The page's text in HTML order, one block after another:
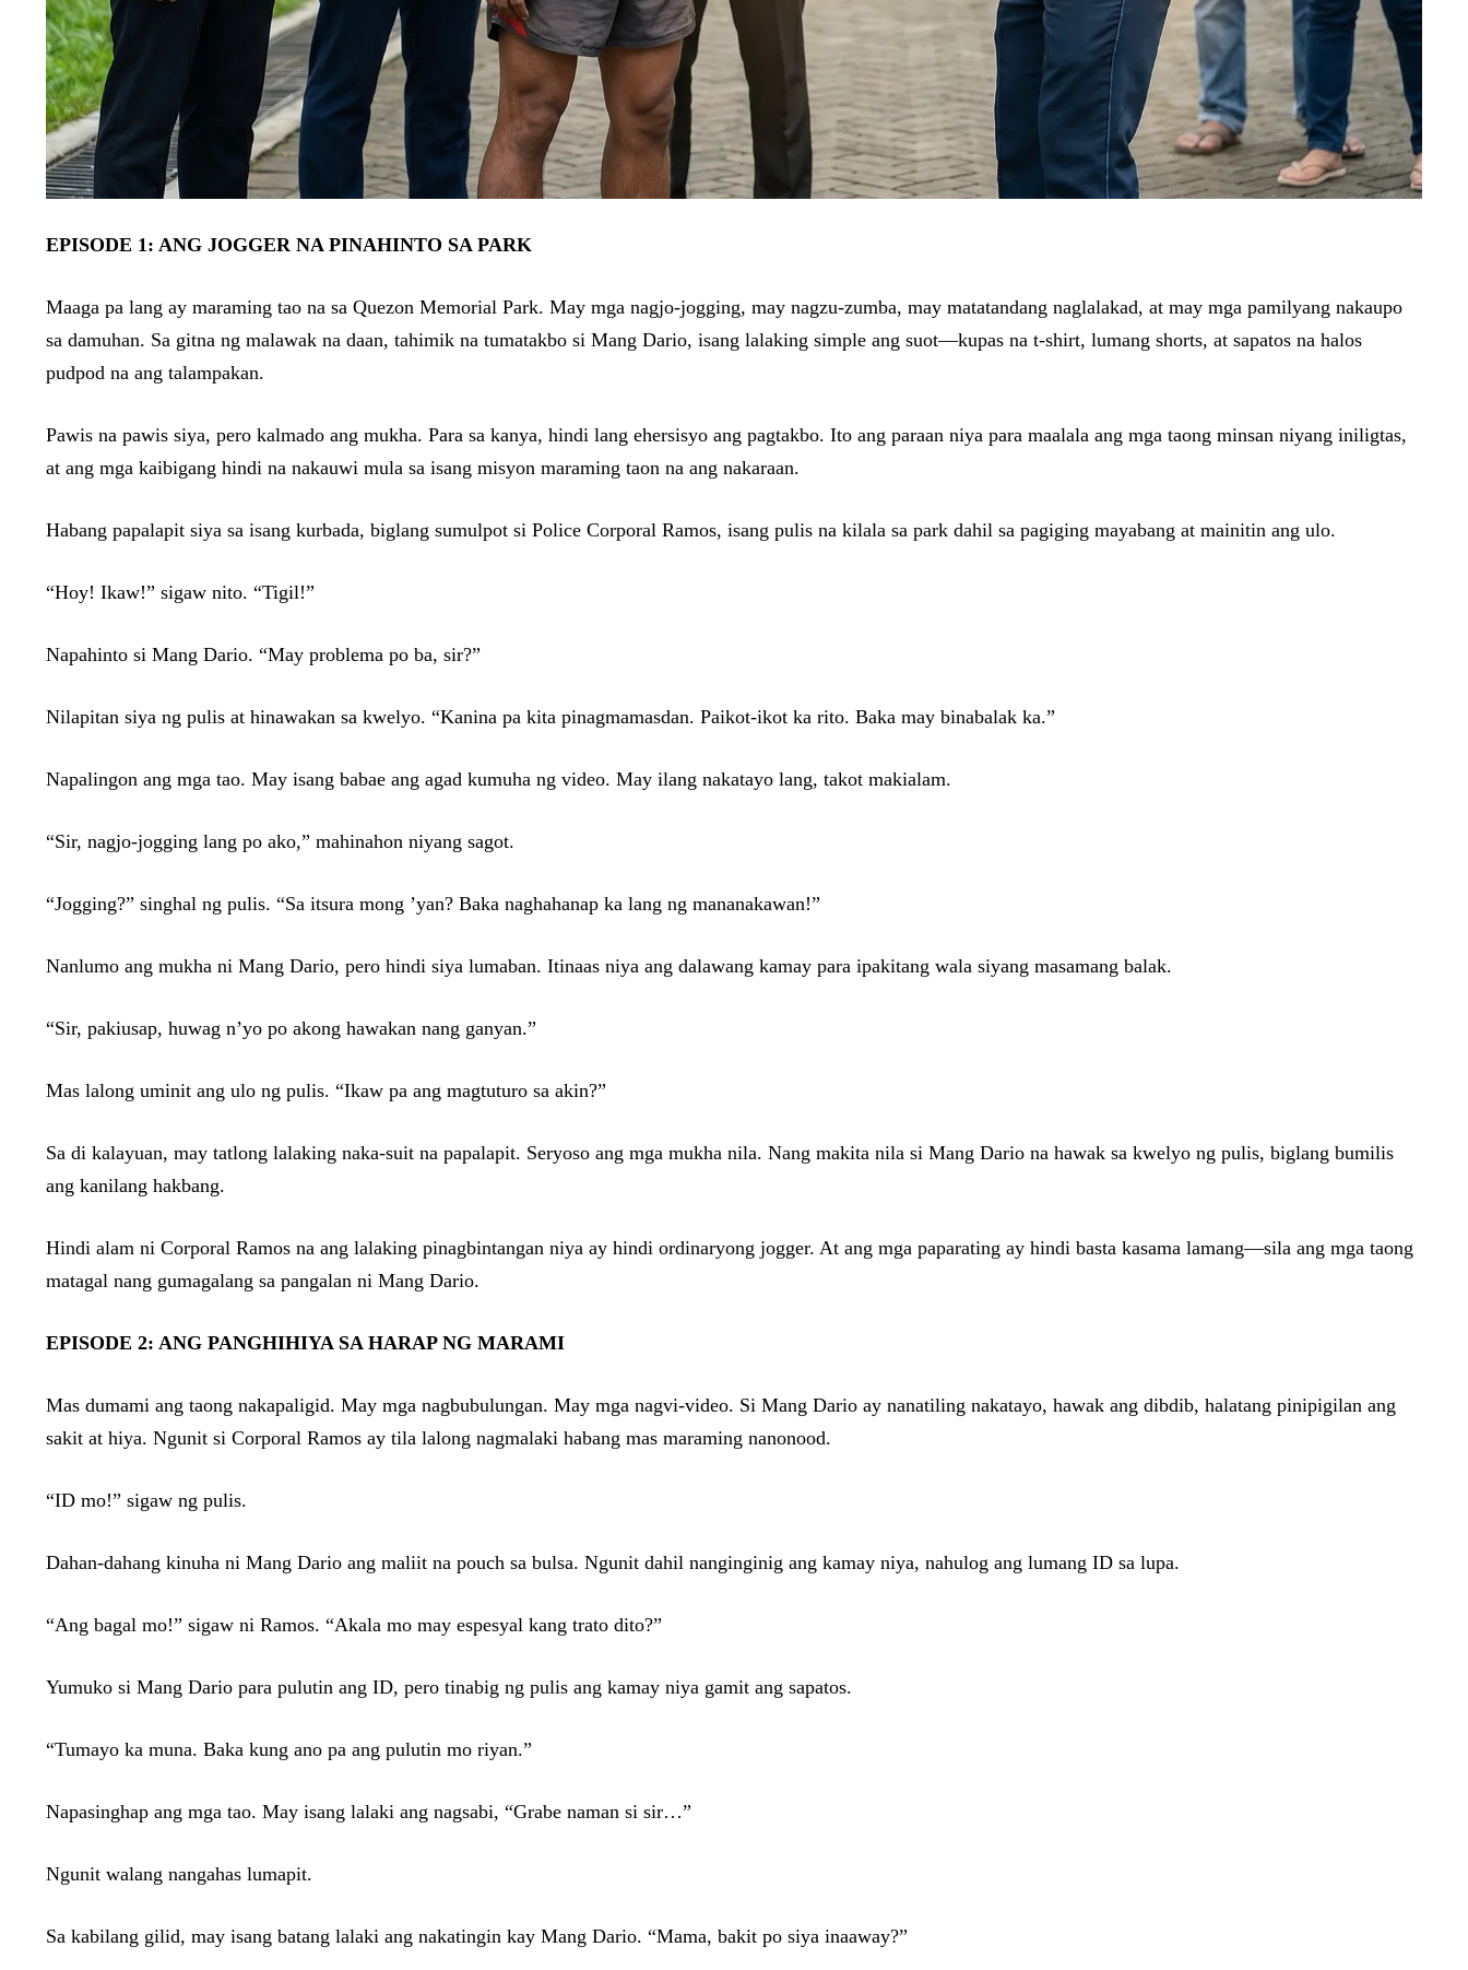
EPISODE 1: ANG JOGGER NA PINAHINTO SA PARK
Maaga pa lang ay maraming tao na sa Quezon Memorial Park. May mga nagjo-jogging, may nagzu-zumba, may matatandang naglalakad, at may mga pamilyang nakaupo
sa damuhan. Sa gitna ng malawak na daan, tahimik na tumatakbo si Mang Dario, isang lalaking simple ang suot—kupas na t-shirt, lumang shorts, at sapatos na halos
pudpod na ang talampakan.
Pawis na pawis siya, pero kalmado ang mukha. Para sa kanya, hindi lang ehersisyo ang pagtakbo. Ito ang paraan niya para maalala ang mga taong minsan niyang iniligtas,
at ang mga kaibigang hindi na nakauwi mula sa isang misyon maraming taon na ang nakaraan.
Habang papalapit siya sa isang kurbada, biglang sumulpot si Police Corporal Ramos, isang pulis na kilala sa park dahil sa pagiging mayabang at mainitin ang ulo.
“Hoy! Ikaw!” sigaw nito. “Tigil!”
Napahinto si Mang Dario. “May problema po ba, sir?”
Nilapitan siya ng pulis at hinawakan sa kwelyo. “Kanina pa kita pinagmamasdan. Paikot-ikot ka rito. Baka may binabalak ka.”
Napalingon ang mga tao. May isang babae ang agad kumuha ng video. May ilang nakatayo lang, takot makialam.
“Sir, nagjo-jogging lang po ako,” mahinahon niyang sagot.
“Jogging?” singhal ng pulis. “Sa itsura mong ’yan? Baka naghahanap ka lang ng mananakawan!”
Nanlumo ang mukha ni Mang Dario, pero hindi siya lumaban. Itinaas niya ang dalawang kamay para ipakitang wala siyang masamang balak.
“Sir, pakiusap, huwag n’yo po akong hawakan nang ganyan.”
Mas lalong uminit ang ulo ng pulis. “Ikaw pa ang magtuturo sa akin?”
Sa di kalayuan, may tatlong lalaking naka-suit na papalapit. Seryoso ang mga mukha nila. Nang makita nila si Mang Dario na hawak sa kwelyo ng pulis, biglang bumilis
ang kanilang hakbang.
Hindi alam ni Corporal Ramos na ang lalaking pinagbintangan niya ay hindi ordinaryong jogger. At ang mga paparating ay hindi basta kasama lamang—sila ang mga taong
matagal nang gumagalang sa pangalan ni Mang Dario.
EPISODE 2: ANG PANGHIHIYA SA HARAP NG MARAMI
Mas dumami ang taong nakapaligid. May mga nagbubulungan. May mga nagvi-video. Si Mang Dario ay nanatiling nakatayo, hawak ang dibdib, halatang pinipigilan ang
sakit at hiya. Ngunit si Corporal Ramos ay tila lalong nagmalaki habang mas maraming nanonood.
“ID mo!” sigaw ng pulis.
Dahan-dahang kinuha ni Mang Dario ang maliit na pouch sa bulsa. Ngunit dahil nanginginig ang kamay niya, nahulog ang lumang ID sa lupa.
“Ang bagal mo!” sigaw ni Ramos. “Akala mo may espesyal kang trato dito?”
Yumuko si Mang Dario para pulutin ang ID, pero tinabig ng pulis ang kamay niya gamit ang sapatos.
“Tumayo ka muna. Baka kung ano pa ang pulutin mo riyan.”
Napasinghap ang mga tao. May isang lalaki ang nagsabi, “Grabe naman si sir…”
Ngunit walang nangahas lumapit.
Sa kabilang gilid, may isang batang lalaki ang nakatingin kay Mang Dario. “Mama, bakit po siya inaaway?”